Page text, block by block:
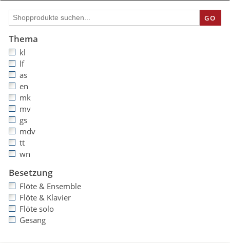
GO
Thema
kl
lf
as
en
mk
mv
gs
mdv
tt
wn
Besetzung
Flöte & Ensemble
Flöte & Klavier
Flöte solo
Gesang